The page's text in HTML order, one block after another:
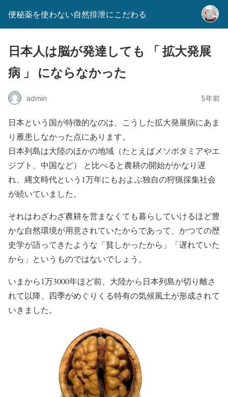
便秘薬を使わない自然排泄にこだわる
日本人は脳が発達しても 「 拡大発展
病 」 にならなかった
admin 5年前
日本という国が特徴的なのは、こうした拡大発展病にあま
り雁患しなかった点にあります。
日本列島は大陸のほかの地域（たとえばメソポタミアやエ
ジプト、中国など） と比べると農耕の開始がかなり遅
れ、縄文時代という1万年にもおよぶ独自の狩猟採集社会
が続いていました。
それはわざわざ農耕を営まなくても暮らしていけるほど豊
かな自然環境が用意されていたからであって、かつての歴
史学が語ってきたような「貧しかったから」「遅れていた
から」というものではないでしょう。
いまから1万3000年ほど前、大陸から日本列島が切り離さ
れて以降、四季がめぐりくる特有の気候風土が形成されて
いきました。